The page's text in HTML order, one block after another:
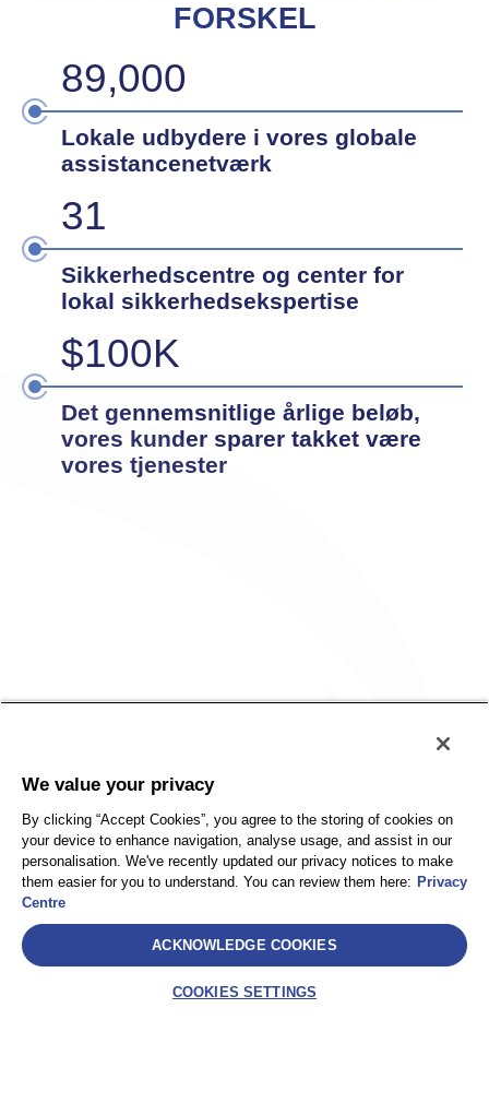
FORSKEL
89,000
Lokale udbydere i vores globale
assistancenetværk
31
Sikkerhedscentre og center for
lokal sikkerhedsekspertise
$100K
Det gennemsnitlige årlige beløb,
vores kunder sparer takket være
vores tjenester
Privacy
Client Privacy
Terms and Conditions
Sitemap
AEA International Holdings. Pte. Ltd and each of its affiliates are
We value your privacy
By clicking “Accept Cookies”, you agree to the storing of cookies on
your device to enhance navigation, analyse usage, and assist in our
personalisation. We've recently updated our privacy notices to make
them easier for you to understand. You can review them here: Privacy
Centre
ACKNOWLEDGE COOKIES
COOKIES SETTINGS